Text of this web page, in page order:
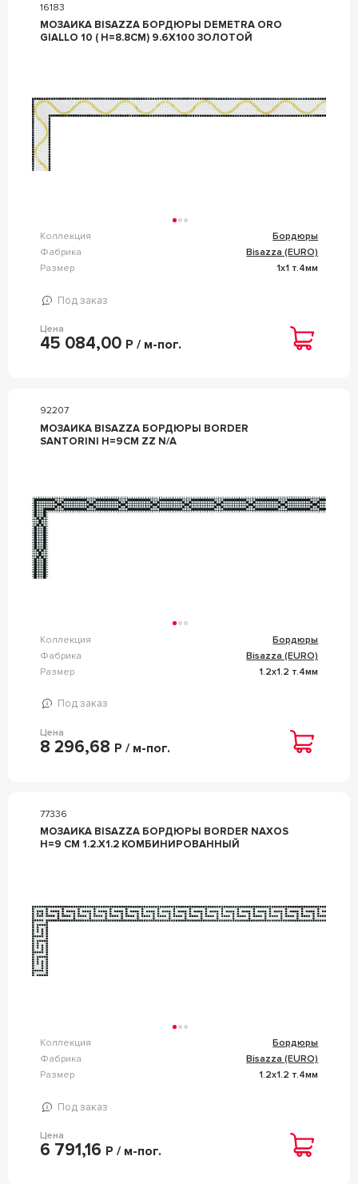
16183
МОЗАИКА BISAZZA БОРДЮРЫ DEMETRA ORO
GIALLO 10 ( H=8.8CM) 9.6X100 ЗОЛОТОЙ
Коллекция
Бордюры
Фабрика
Bisazza (EURO)
Размер
1x1 т.4мм
Под заказ
Цена
45 084,00 Р / м-пог.
92207
МОЗАИКА BISAZZA БОРДЮРЫ BORDER
SANTORINI H=9CM ZZ N/A
Коллекция
Бордюры
Фабрика
Bisazza (EURO)
Размер
1.2x1.2 т.4мм
Под заказ
Цена
8 296,68 Р / м-пог.
77336
МОЗАИКА BISAZZA БОРДЮРЫ BORDER NAXOS
H=9 CM 1.2.X1.2 КОМБИНИРОВАННЫЙ
Коллекция
Бордюры
Фабрика
Bisazza (EURO)
Размер
1.2x1.2 т.4мм
Под заказ
Цена
6 791,16 Р / м-пог.